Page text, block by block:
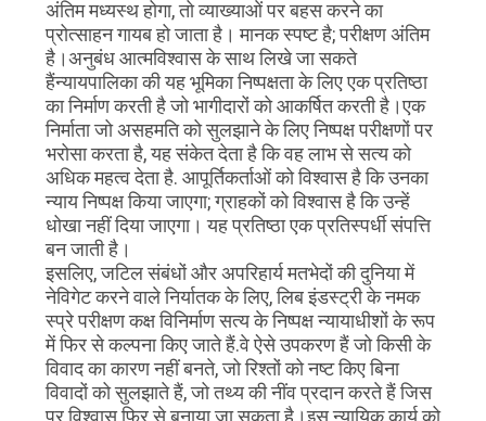
अंतिम मध्यस्थ होगा, तो व्याख्याओं पर बहस करने का
प्रोत्साहन गायब हो जाता है। मानक स्पष्ट है; परीक्षण अंतिम
है।अनुबंध आत्मविश्वास के साथ लिखे जा सकते
हैंन्यायपालिका की यह भूमिका निष्पक्षता के लिए एक प्रतिष्ठा
का निर्माण करती है जो भागीदारों को आकर्षित करती है।एक
निर्माता जो असहमति को सुलझाने के लिए निष्पक्ष परीक्षणों पर
भरोसा करता है, यह संकेत देता है कि वह लाभ से सत्य को
अधिक महत्व देता है. आपूर्तिकर्ताओं को विश्वास है कि उनका
न्याय निष्पक्ष किया जाएगा; ग्राहकों को विश्वास है कि उन्हें
धोखा नहीं दिया जाएगा। यह प्रतिष्ठा एक प्रतिस्पर्धी संपत्ति
बन जाती है।
इसलिए, जटिल संबंधों और अपरिहार्य मतभेदों की दुनिया में
नेविगेट करने वाले निर्यातक के लिए, लिब इंडस्ट्री के नमक
स्प्रे परीक्षण कक्ष विनिर्माण सत्य के निष्पक्ष न्यायाधीशों के रूप
में फिर से कल्पना किए जाते हैं.वे ऐसे उपकरण हैं जो किसी के
विवाद का कारण नहीं बनते, जो रिश्तों को नष्ट किए बिना
विवादों को सुलझाते हैं, जो तथ्य की नींव प्रदान करते हैं जिस
पर विश्वास फिर से बनाया जा सकता है।इस न्यायिक कार्य को